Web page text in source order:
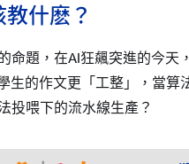
什麽？
題，在AI狂飆突進的今天
生的作文更「工整」，當算
投喂下的流水線生產？